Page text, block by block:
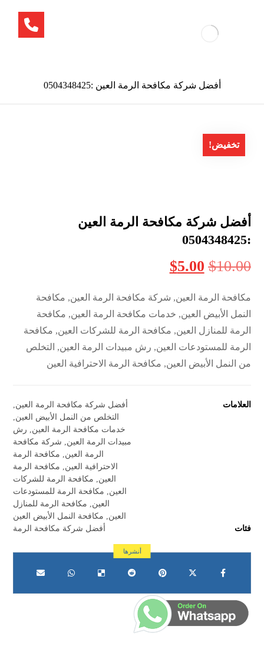
أفضل شركة مكافحة الرمة العين :0504348425
تخفيض!
أفضل شركة مكافحة الرمة العين
:0504348425
$10.00
$5.00
مكافحة الرمة العين, شركة مكافحة الرمة العين, مكافحة
النمل الأبيض العين, خدمات مكافحة الرمة العين, مكافحة
الرمة للمنازل العين, مكافحة الرمة للشركات العين, مكافحة
الرمة للمستودعات العين, رش مبيدات الرمة العين, التخلص
من النمل الأبيض العين, مكافحة الرمة الاحترافية العين
العلامات أفضل شركة مكافحة الرمة العين
التخلص من النمل الأبيض العين
خدمات مكافحة الرمة العين
رش
مبيدات الرمة العين
شركة مكافحة
الرمة العين
مكافحة الرمة
الاحترافية العين
مكافحة الرمة
العين
مكافحة الرمة للشركات
العين
مكافحة الرمة للمستودعات
العين
مكافحة الرمة للمنازل
العين
مكافحة النمل الأبيض العين
فئات
أفضل شركة مكافحة الرمة